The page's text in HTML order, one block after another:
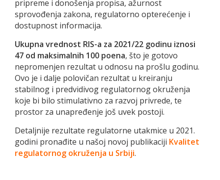
pripreme i donošenja propisa, ažurnost
sprovođenja zakona, regulatorno opterećenje i
dostupnost informacija.
Ukupna vrednost RIS-a za 2021/22 godinu iznosi
47 od maksimalnih 100 poena, što je gotovo
nepromenjen rezultat u odnosu na prošlu godinu.
Ovo je i dalje polovičan rezultat u kreiranju
stabilnog i predvidivog regulatornog okruženja
koje bi bilo stimulativno za razvoj privrede, te
prostor za unapređenje još uvek postoji.
Detaljnije rezultate regulatorne utakmice u 2021.
godini pronađite u našoj novoj publikaciji Kvalitet
regulatornog okruženja u Srbiji.